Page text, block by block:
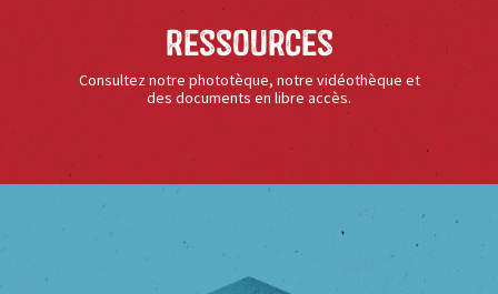
Ressources
Consultez notre phototèque, notre vidéothèque et
des documents en libre accès.